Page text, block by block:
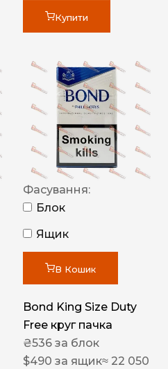
Купити
Фасування:
Блок
Ящик
В Кошик
Bond King Size Duty
Free круг пачка
₴536 за блок
$490 за ящик≈ 22 050